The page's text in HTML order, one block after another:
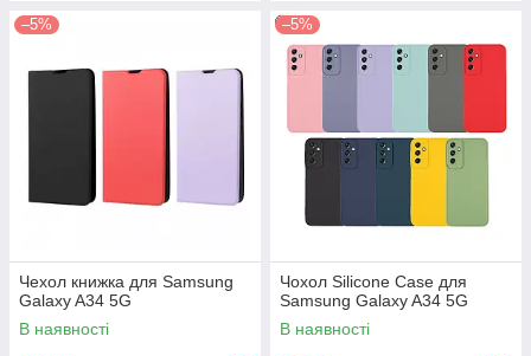
–5%
Чехол книжка для Samsung
Galaxy A34 5G
В наявності
–5%
Чохол Silicone Case для
Samsung Galaxy A34 5G
В наявності